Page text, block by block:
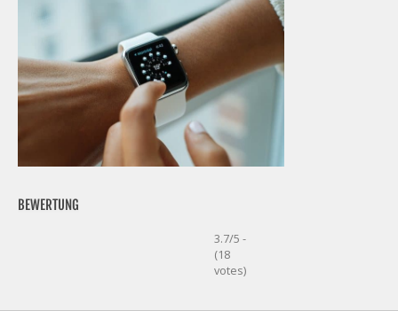
BEWERTUNG
3.7/5 -
(18
votes)